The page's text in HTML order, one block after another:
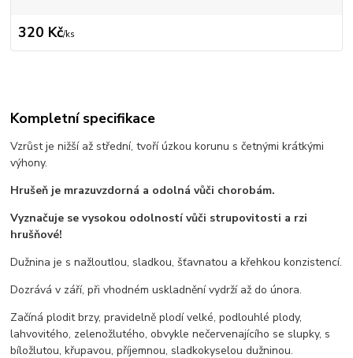
320 Kč/ks
Kompletní specifikace
Vzrůst je nižší až střední, tvoří úzkou korunu s četnými krátkými
výhony.
Hrušeň je mrazuvzdorná a odolná vůči chorobám.
Vyznačuje se vysokou odolností vůči strupovitosti a rzi
hrušňové!
Dužnina je s nažloutlou, sladkou, šťavnatou a křehkou konzistencí.
Dozrává v září, při vhodném uskladnění vydrží až do února.
Začíná plodit brzy, pravidelně plodí velké, podlouhlé plody,
lahvovitého, zelenožlutého, obvykle nečervenajícího se slupky, s
bíložlutou, křupavou, příjemnou, sladkokyselou dužninou.